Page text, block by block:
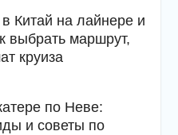
Китай на лайнере и
выбрать маршрут,
круиза
по Неве:
и советы по